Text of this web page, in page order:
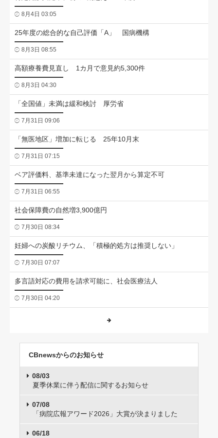
8月4日 03:05
25年度の総合的な自己評価「A」 国病機構
8月3日 08:55
高額療養費見直し 1カ月で意見約5,300件
8月3日 04:30
「全国値」未満は緩和検討 厚労省
7月31日 09:06
「無医地区」増加に転じる 25年10月末
7月31日 07:15
ベア評価料、基準未達になった翌月から算定不可
7月31日 06:55
社会保障費の自然増3,900億円
7月30日 08:34
妊婦への炭酸リチウム、「積極的処方は推奨しない」
7月30日 07:07
多言語対応の費用を請求可能に、社会医療法人
7月30日 04:20
CBnewsからのお知らせ
08/03
夏季休業に伴う配信に関するお知らせ
07/08
「病院広報アワード2026」大賞が決まりました
06/18